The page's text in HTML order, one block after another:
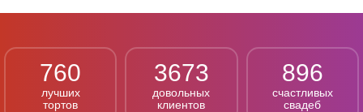
760
лучших
тортов
3673
довольных
клиентов
896
счастливых
свадеб